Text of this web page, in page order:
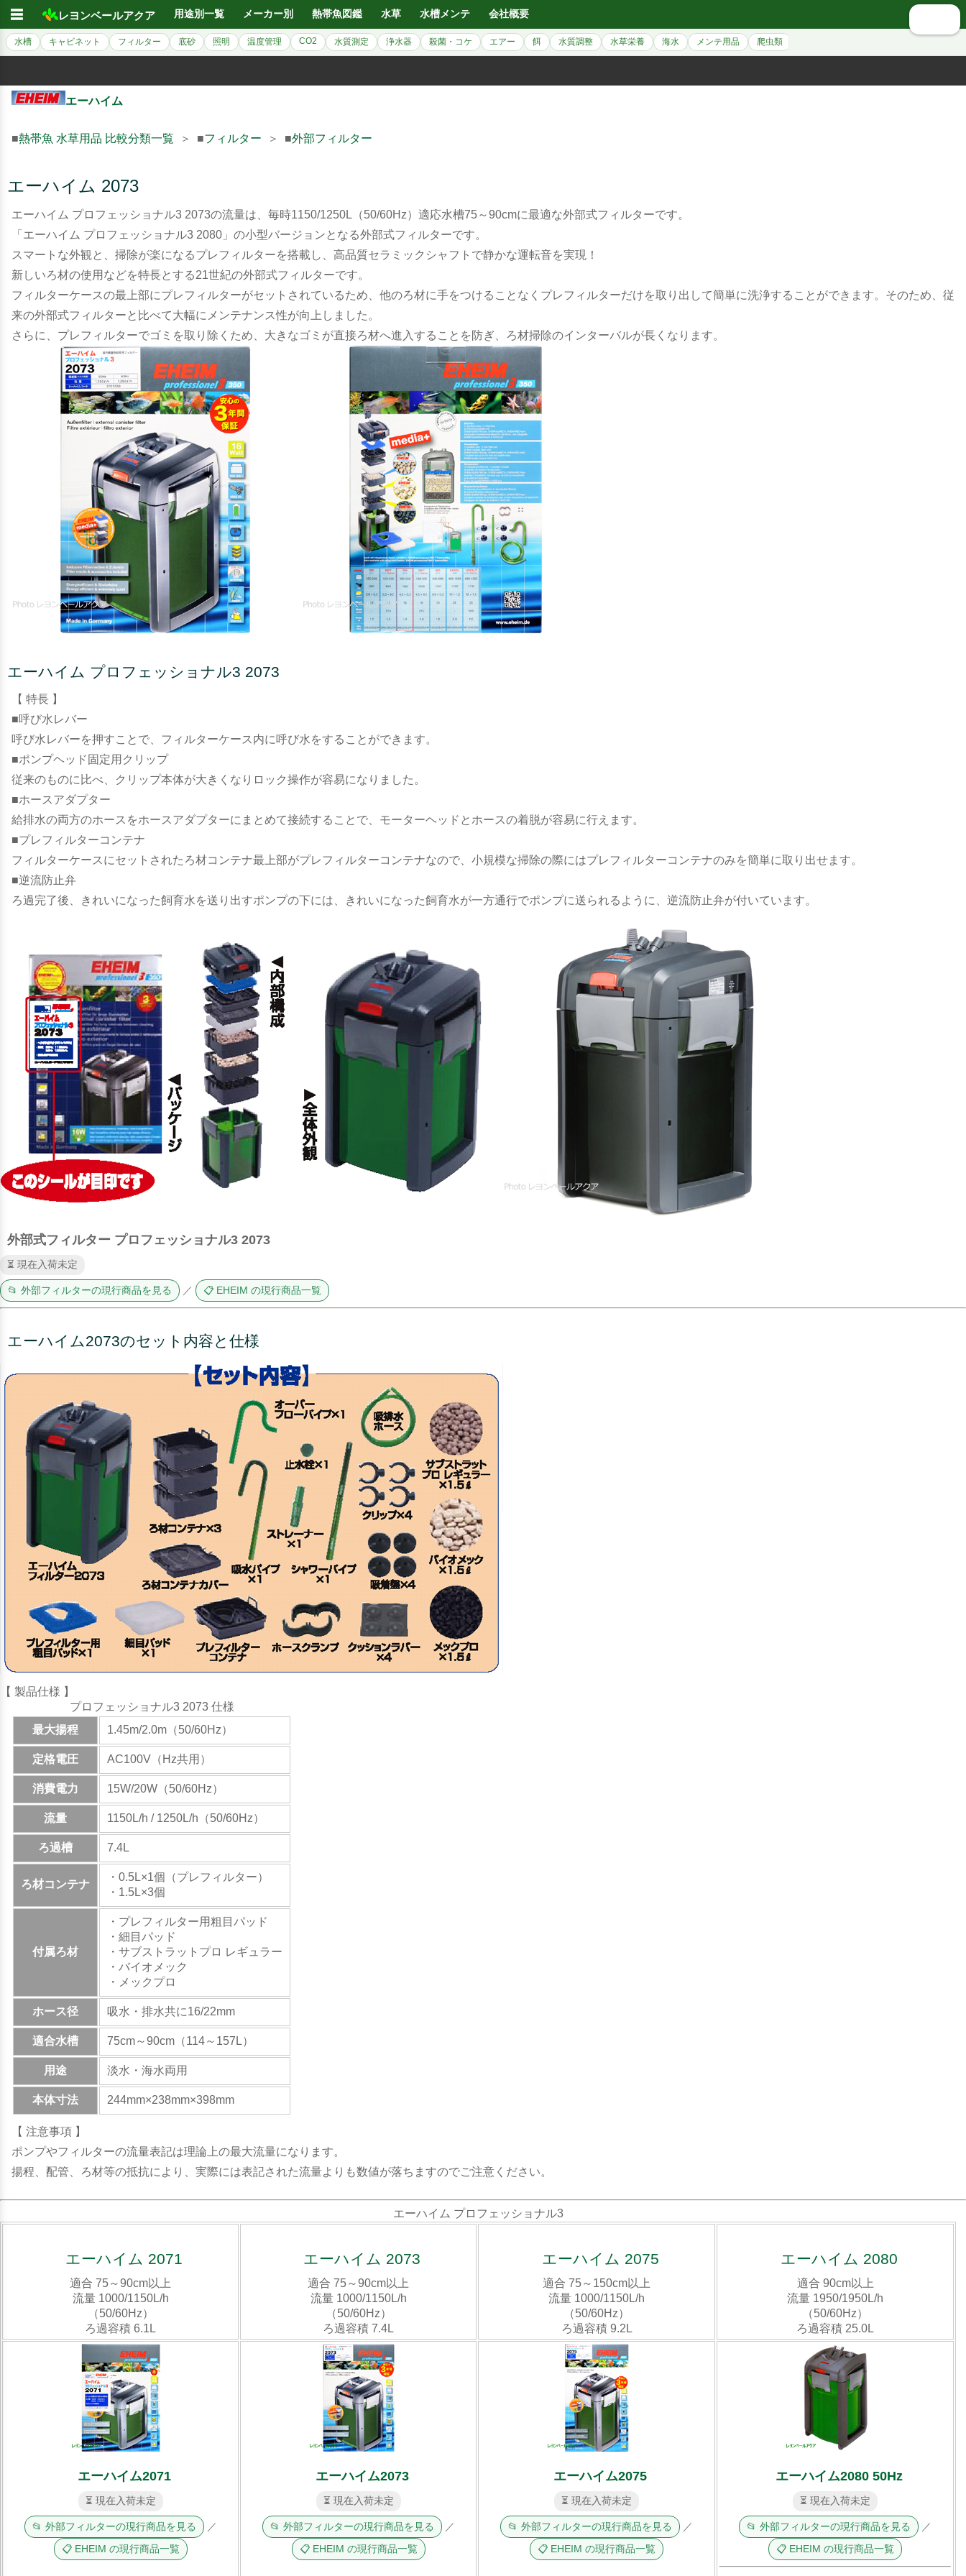
☰ レヨンベールアクア 用途別一覧 メーカー別 熱帯魚図鑑 水草 水槽メンテ 会社概要
水槽 キャビネット フィルター 底砂 照明 温度管理 CO2 水質測定 浄水器 殺菌・コケ エアー 餌 水質調整 水草栄養 海水 メンテ用品 爬虫類
エーハイム
■熱帯魚 水草用品 比較分類一覧 ＞ ■フィルター ＞ ■外部フィルター
エーハイム 2073
エーハイム プロフェッショナル3 2073の流量は、毎時1150/1250L（50/60Hz）適応水槽75～90cmに最適な外部式フィルターです。
「エーハイム プロフェッショナル3 2080」の小型バージョンとなる外部式フィルターです。
スマートな外観と、掃除が楽になるプレフィルターを搭載し、高品質セラミックシャフトで静かな運転音を実現！
新しいろ材の使用などを特長とする21世紀の外部式フィルターです。
フィルターケースの最上部にプレフィルターがセットされているため、他のろ材に手をつけることなくプレフィルターだけを取り出して簡単に洗浄することができます。そのため、従
来の外部式フィルターと比べて大幅にメンテナンス性が向上しました。
さらに、プレフィルターでゴミを取り除くため、大きなゴミが直接ろ材へ進入することを防ぎ、ろ材掃除のインターバルが長くなります。
エーハイム プロフェッショナル3 2073
【 特長 】
■呼び水レバー
呼び水レバーを押すことで、フィルターケース内に呼び水をすることができます。
■ポンプヘッド固定用クリップ
従来のものに比べ、クリップ本体が大きくなりロック操作が容易になりました。
■ホースアダプター
給排水の両方のホースをホースアダプターにまとめて接続することで、モーターヘッドとホースの着脱が容易に行えます。
■プレフィルターコンテナ
フィルターケースにセットされたろ材コンテナ最上部がプレフィルターコンテナなので、小規模な掃除の際にはプレフィルターコンテナのみを簡単に取り出せます。
■逆流防止弁
ろ過完了後、きれいになった飼育水を送り出すポンプの下には、きれいになった飼育水が一方通行でポンプに送られるように、逆流防止弁が付いています。
外部式フィルター プロフェッショナル3 2073
⏳ 現在入荷未定
📂 外部フィルターの現行商品を見る ／ 📋 EHEIM の現行商品一覧
エーハイム2073のセット内容と仕様
【 製品仕様 】
プロフェッショナル3 2073 仕様
最大揚程
1.45m/2.0m（50/60Hz）
定格電圧 AC100V（Hz共用）
消費電力 15W/20W（50/60Hz）
流量 1150L/h / 1250L/h（50/60Hz）
ろ過槽 7.4L
ろ材コンテナ
・0.5L×1個（プレフィルター）
・1.5L×3個
付属ろ材
・プレフィルター用粗目パッド
・細目パッド
・サブストラットプロ レギュラー
・バイオメック
・メックプロ
ホース径 吸水・排水共に16/22mm
適合水槽 75cm～90cm（114～157L）
用途 淡水・海水両用
本体寸法 244mm×238mm×398mm
【 注意事項 】
ポンプやフィルターの流量表記は理論上の最大流量になります。
揚程、配管、ろ材等の抵抗により、実際には表記された流量よりも数値が落ちますのでご注意ください。
エーハイム プロフェッショナル3
エーハイム 2071
適合 75～90cm以上
流量 1000/1150L/h
（50/60Hz）
ろ過容積 6.1L
エーハイム 2073
適合 75～90cm以上
流量 1000/1150L/h
（50/60Hz）
ろ過容積 7.4L
エーハイム 2075
適合 75～150cm以上
流量 1000/1150L/h
（50/60Hz）
ろ過容積 9.2L
エーハイム 2080
適合 90cm以上
流量 1950/1950L/h
（50/60Hz）
ろ過容積 25.0L
エーハイム2071
⏳ 現在入荷未定
📂 外部フィルターの現行商品を見る ／
📋 EHEIM の現行商品一覧
エーハイム2073
⏳ 現在入荷未定
📂 外部フィルターの現行商品を見る ／
📋 EHEIM の現行商品一覧
エーハイム2075
⏳ 現在入荷未定
📂 外部フィルターの現行商品を見る ／
📋 EHEIM の現行商品一覧
エーハイム2080 50Hz
⏳ 現在入荷未定
📂 外部フィルターの現行商品を見る ／
📋 EHEIM の現行商品一覧